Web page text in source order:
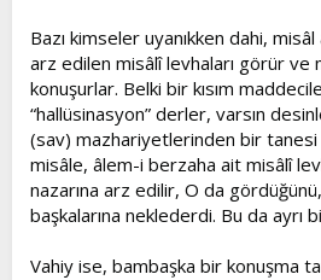
Bazı kimseler uyanıkken dahi,
arz edilen misâlî levhaları görür ve
konuşurlar. Belki bir kısım
“hallüsinasyon” derler, varsın
(sav) mazhariyetlerinden bir tanesi
misâle, âlem-i berzaha ait misâlî
nazarına arz edilir, O da gördüğünü,
başkalarına neklederdi. Bu da ayrı
Vahiy ise, bambaşka bir konuşma